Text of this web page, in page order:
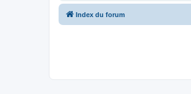
Index du forum